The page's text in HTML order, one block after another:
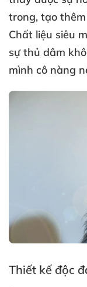
trong, tạo
Chất liệu siêu
sự thủ dâm
mình cô nàng
Thiết kế độc